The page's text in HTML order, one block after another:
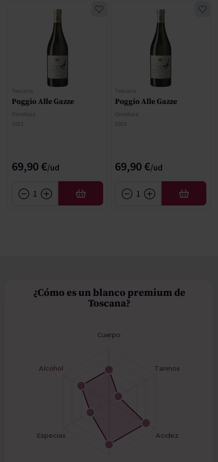
Toscana
Poggio Alle Gazze
Ornellaia
2021
69,90 €
AÑADIR
Toscana
Poggio Alle Gazze
Ornellaia
2020
69,90 €
AÑADIR
¿Cómo es un blanco premium de
Toscana?
Cuerpo
Taninos
Acidez
Especias
Alcohol